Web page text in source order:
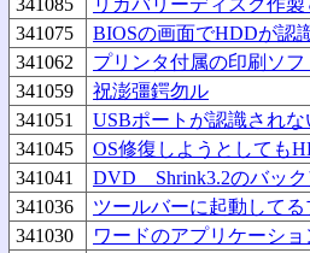
341085
リカバリーディスク作
341075
BIOSの画面でHDDが認
341062
プリンタ付属の印刷ソ
341059
祝澎彊鍔勿ル
341051
USBポートが認識されな
341045
OS修復しようとしても
341041
DVD Shrink3.2のバック
341036
ツールバーに起動して
341030
ワードのアプリケーショ